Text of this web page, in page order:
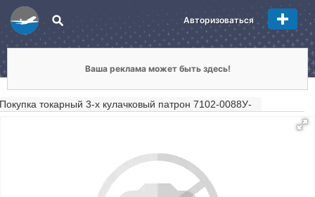
Авторизоваться
Ваша реклама может быть здесь!
Покупка токарный 3-х кулачковый патрон 7102-0088У-